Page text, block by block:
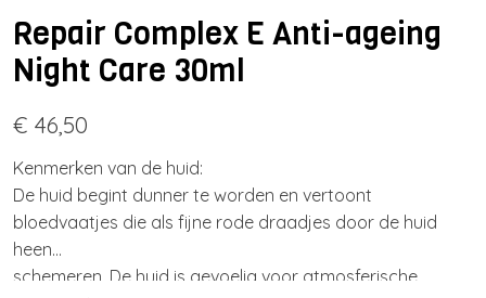
Repair Complex E Anti-ageing
Night Care 30ml
€ 46,50
Kenmerken van de huid:
De huid begint dunner te worden en vertoont
bloedvaatjes die als fijne rode draadjes door de huid
heen
schemeren. De huid is gevoelig voor atmosferische